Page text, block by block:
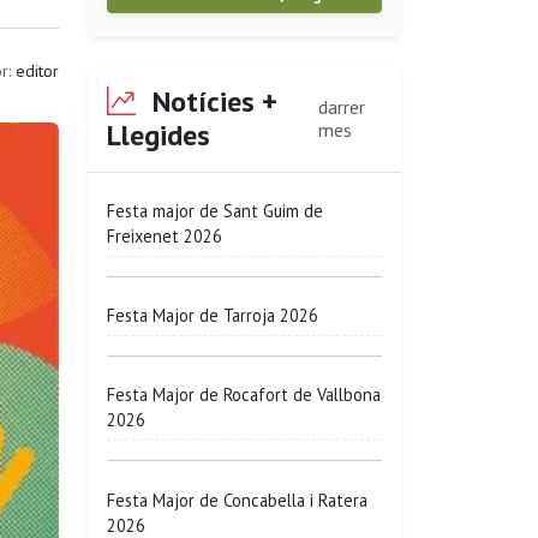
editor
Notícies +
Llegides
darrer
mes
Festa major de Sant Guim de
Freixenet 2026
Festa Major de Tarroja 2026
Festa Major de Rocafort de Vallbona
2026
Festa Major de Concabella i Ratera
2026